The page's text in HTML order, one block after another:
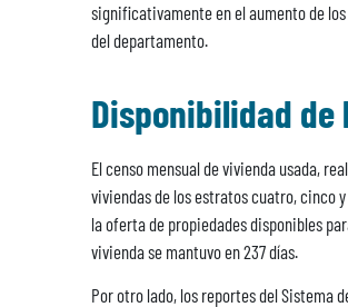
significativamente en el aumento de
del departamento.
Disponibilidad
El censo mensual de vivienda usada,
viviendas de los estratos cuatro, cinco
la oferta de propiedades disponibles
vivienda se mantuvo en 237 días.
Por otro lado, los reportes del Sistema